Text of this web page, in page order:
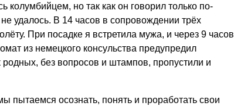
но так как он говорил только по-
удалось. В 14 часов в сопровождении трёх
При посадке я встретила мужа, и через 9 часов
из немецкого консульства предупредил
родных, без вопросов и штампов, пропустили и
пытаемся осознать, понять и проработать свои